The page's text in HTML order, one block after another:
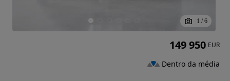
1 / 6
149 950 EUR
Dentro da média